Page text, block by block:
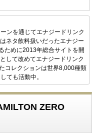
ンを通じてエナジードリンク
ネタ飲料扱いだったエナジー
ために2013年総合サイトを開
して改めてエナジードリンク
コレクションは世界8,000種類
ても活動中。
ZERO